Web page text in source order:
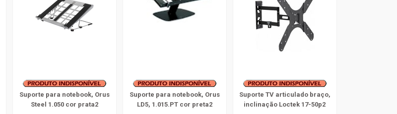
Suporte para notebook, Orus
Steel 1.050 cor prata2
Suporte para notebook, Orus
LD5, 1.015.PT cor preta2
Suporte TV articulado braço,
inclinação Loctek 17-50p2